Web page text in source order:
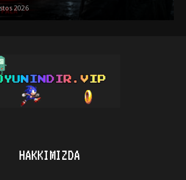
2026
HAKKIMIZDA